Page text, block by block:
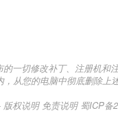
一切修改补丁、注册机
，从您的电脑中彻底删除
版权说明 免责说明 蜀ICP备